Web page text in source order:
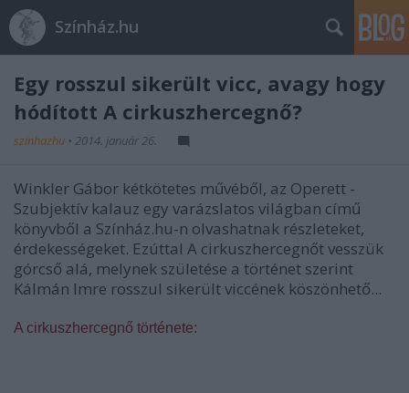
Színház.hu
Egy rosszul sikerült vicc, avagy hogy
hódított A cirkuszhercegnő?
szinhazhu • 2014. január 26.
Winkler Gábor kétkötetes művéből, az Operett -
Szubjektív kalauz egy varázslatos világban című
könyvből a Színház.hu-n olvashatnak részleteket,
érdekességeket. Ezúttal A cirkuszhercegnőt vesszük
górcső alá, melynek születése a történet szerint
Kálmán Imre rosszul sikerült viccének köszönhető...
A cirkuszhercegnő története: